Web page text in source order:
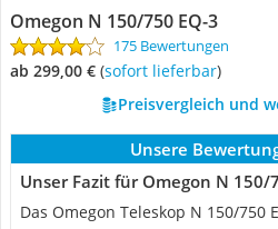
Omegon N 150/750 EQ-3
175 Bewertungen
ab 299,00 € ( Sofort lieferbar)
Preisvergleich und
Unsere
Unser Fazit für Omegon N 150/
Das Omegon Teleskop N 150/